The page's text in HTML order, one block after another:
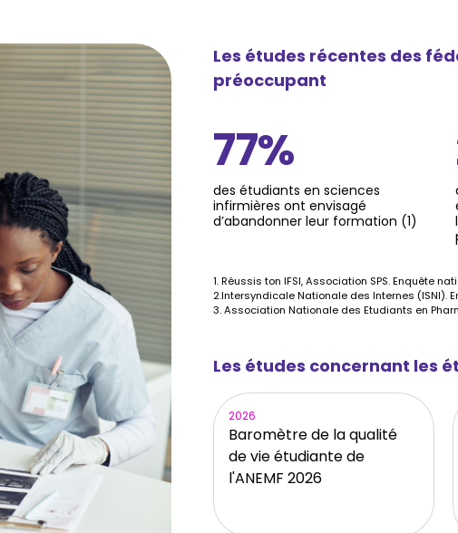
Les études récentes des
préoccupant
77%
des étudiants en sciences
infirmières ont envisagé
d’abandonner leur formation (1)
1. Réussis ton IFSI, Association SPS. Enquête
2.Intersyndicale Nationale des Internes (ISNI).
3. Association Nationale des Etudiants en
Les études concernant les
2026
Baromètre de la qualité
de vie étudiante de
l'ANEMF 2026